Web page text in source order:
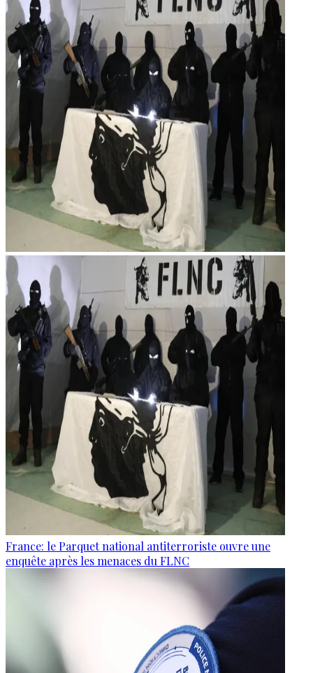
France: le Parquet national antiterroriste ouvre une
enquête après les menaces du FLNC